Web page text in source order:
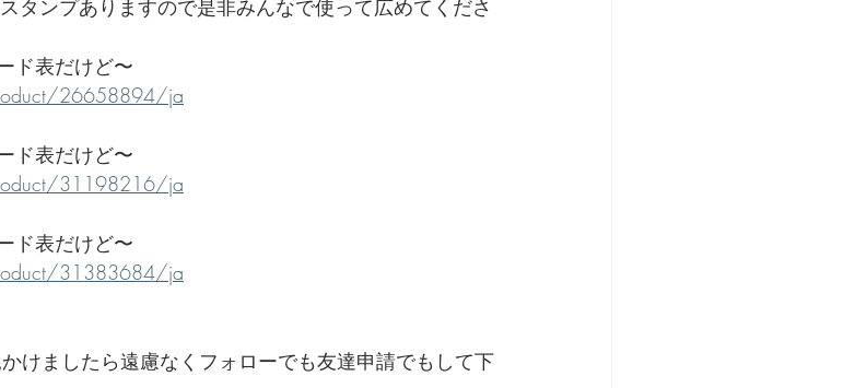
タンプありますので是非みんなで使って広めてくださ
ド表だけど〜
26658894/ja
ド表だけど〜
31198216/ja
ド表だけど〜
31383684/ja
けましたら遠慮なくフォローでも友達申請でもして下